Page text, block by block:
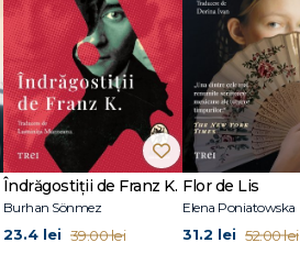
Îndrăgostiții de Franz K.
Burhan Sönmez
23.4 lei 39.00 lei
Flor de Lis
Elena Poniatowska
31.2 lei 52.00 lei